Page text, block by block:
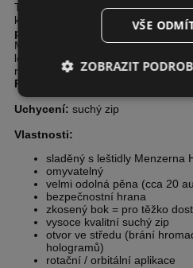
Tvrdý leštící kotouč pro použití s
krok při renovaci. Odstraňuje
povrchové nedokonalosti v
Menzerna Heavy Cut. Podporuje
leštidel Menzerna a pomáhá
rychlých výsledků.
Průměr:
Uchycení: suchý zip
Vlastnosti:
sladěný s leštidly Menzerna
omyvatelný
velmi odolná pěna (cca 20
bezpečnostní hrana
zkosený bok = pro těžko
vysoce kvalitní suchý zip
otvor ve středu (brání
hologramů)
rotační / orbitální aplikace
VŠE
ZOBRAZIT